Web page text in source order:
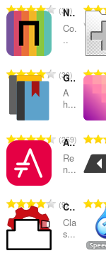
：
总
评
分
：
30Netcraft Extension
Co.
..
总
评
分
：
30Google™ Translator
A
h...
总
评
分
：
269
Asciidoctor.js Live Preview
Re
n...
总
评
分
9 Classic Tabs
Cla
s...